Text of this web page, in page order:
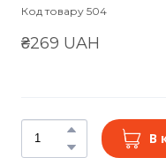
Код товару 504
₴269 UAH
В